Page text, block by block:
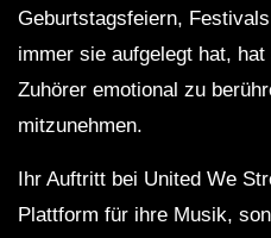
Geburtstagsfeiern,
immer sie aufgelegt hat,
Zuhörer emotional zu
mitzunehmen.
Ihr Auftritt bei United We
Plattform für ihre Musik,